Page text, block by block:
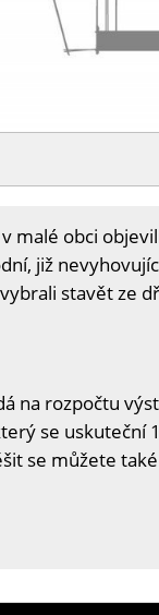
malé obci
již
stavět ze
na rozpočtu
se uskuteční
se můžete